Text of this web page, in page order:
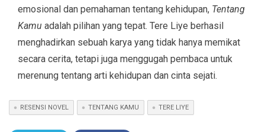
emosional dan pemahaman tentang kehidupan, Tentang
Kamu adalah pilihan yang tepat. Tere Liye berhasil
menghadirkan sebuah karya yang tidak hanya memikat
secara cerita, tetapi juga menggugah pembaca untuk
merenung tentang arti kehidupan dan cinta sejati.
RESENSI NOVEL TENTANG KAMU TERE LIYE